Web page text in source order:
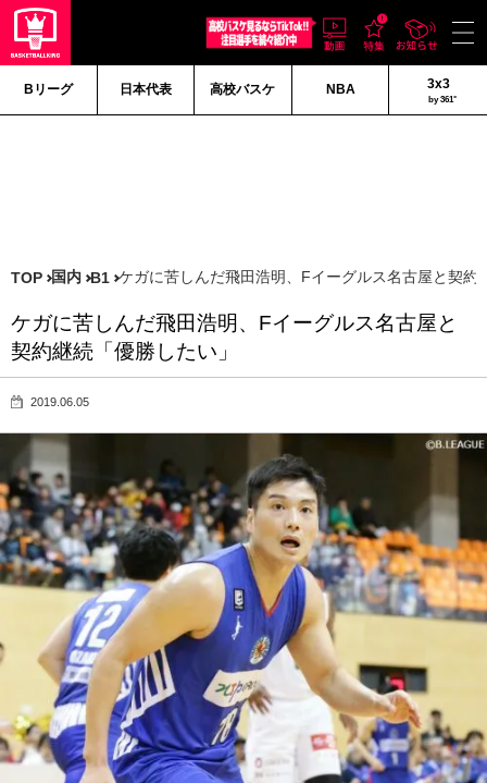
Bリーグ 日本代表 高校バスケ NBA 3x3
by 361°
TOP 国内 B1 ケガに苦しんだ飛田浩明、Fイーグルス名古屋と契約
ケガに苦しんだ飛田浩明、Fイーグルス名古屋と
契約継続「優勝したい」
2019.06.05